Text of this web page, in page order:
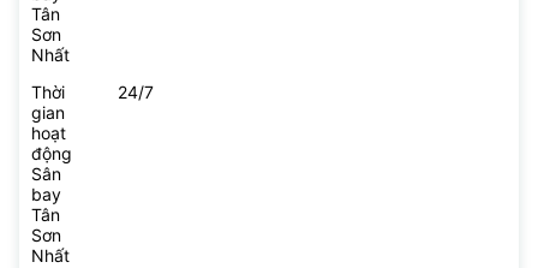
Tân
Sơn
Nhất
Thời
gian
hoạt
động
Sân
bay
Tân
Sơn
Nhất
24/7